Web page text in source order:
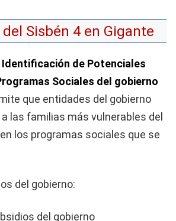
Sisbén 4 en Gigante
Identificación de Potenciales
Sociales del gobierno
que entidades del gobierno
las familias más vulnerables del
los programas sociales que se
del gobierno:
del gobierno